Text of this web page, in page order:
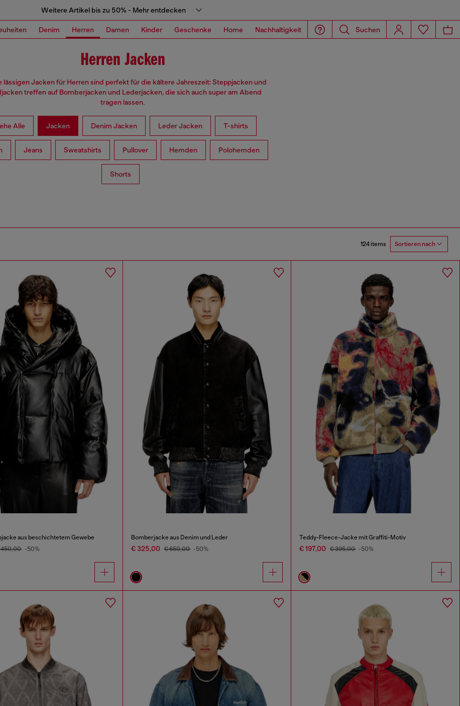
Weitere Artikel bis zu 50% - Mehr entdecken
Denim Herren Damen Kinder Geschenke Home Nachhaltigkeit Suchen
Herren Jacken
lässigen Jacken für Herren sind perfekt für die kältere Jahreszeit: Steppjacken und
treffen auf Bomberjacken und Lederjacken, die sich auch super am Abend
tragen lassen.
Alle Jacken Denim Jacken Leder Jacken T-shirts
Jeans Sweatshirts Pullover Hemden Polohemden
Shorts
124 items Sortieren nach
aus beschichtetem Gewebe
450,00 -50%
Bomberjacke aus Denim und Leder
€ 325,00 € 650,00 -50%
Teddy-Fleece-Jacke mit Graffiti-Motiv
€ 197,00 € 395,00 -50%